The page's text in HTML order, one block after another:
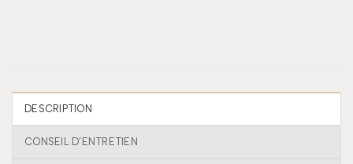
DESCRIPTION
CONSEIL D’ENTRETIEN